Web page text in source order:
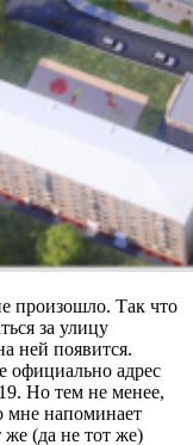
произошло. Так что
за улицу
ней появится.
официально адрес
Но тем не менее,
мне напоминает
(да не тот же)